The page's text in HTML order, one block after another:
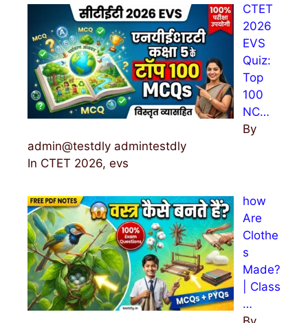
CTET
2026
EVS
Quiz:
Top
100
NC…
By
admin@testdly admintestdly
In CTET 2026, evs
how
Are
Clothe
s
Made?
| Class
…